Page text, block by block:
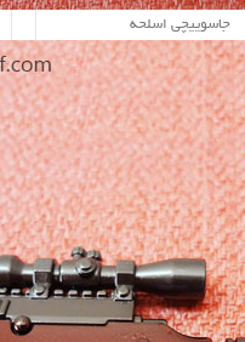
جاسوییچی اسلحه